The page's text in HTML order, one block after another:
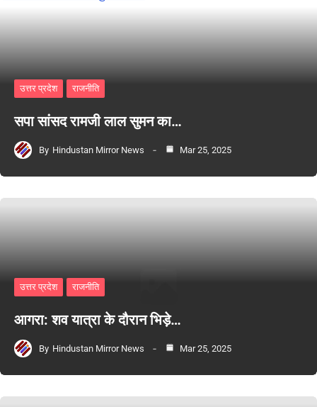
उत्तर प्रदेश राजनीति
सपा सांसद रामजी लाल सुमन का…
By Hindustan Mirror News Mar 25, 2025
उत्तर प्रदेश राजनीति
आगरा: शव यात्रा के दौरान भिड़े…
By Hindustan Mirror News Mar 25, 2025